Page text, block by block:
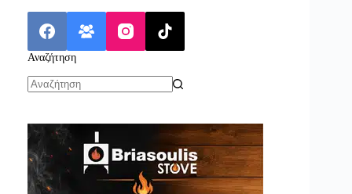
Αναζήτηση